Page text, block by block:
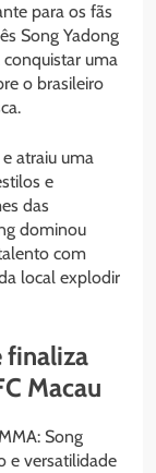
para os fãs
Song Yadong
uma
o brasileiro
atraiu uma
e
das
dominou
com
local explodir
finaliza
Macau
Song
e versatilidade